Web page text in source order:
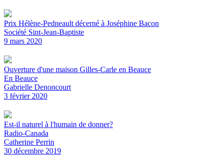
Prix Hélène-Pedneault décerné à Joséphine Bacon
Société Sint-Jean-Baptiste
9 mars 2020
Ouverture d'une maison Gilles-Carle en Beauce
En Beauce
Gabrielle Denoncourt
3 février 2020
Est-il naturel à l'humain de donner?
Radio-Canada
Catherine Perrin
30 décembre 2019